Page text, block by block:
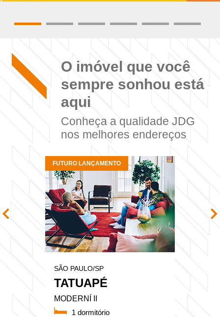
O imóvel que você
sempre sonhou está
aqui
Conheça a qualidade JDG
nos melhores endereços
SÃO PAULO/SP
TATUAPÉ
MODERNÍ II
1 dormitório
FUTURO LANÇAMENTO